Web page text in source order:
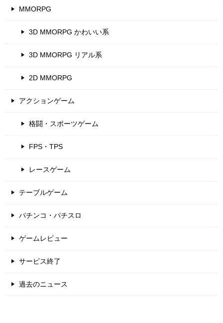
MMORPG
3D MMORPG かわいい系
3D MMORPG リアル系
2D MMORPG
アクションゲーム
格闘・スポーツゲーム
FPS・TPS
レースゲーム
テーブルゲーム
パチンコ・パチスロ
ゲームレビュー
サービス終了
過去のニュース